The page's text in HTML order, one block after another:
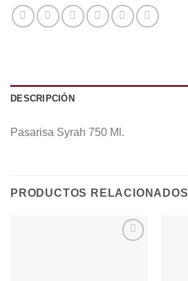
DESCRIPCIÓN
Pasarisa Syrah 750 Ml.
PRODUCTOS RELACIONADOS